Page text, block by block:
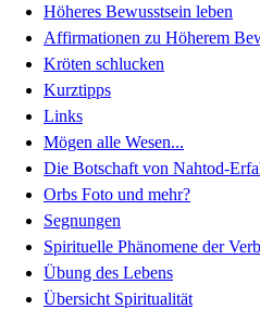
Höheres Bewusstsein leben
Affirmationen zu Höherem
Kröten schlucken
Kurztipps
Links
Mögen alle Wesen...
Die Botschaft von Nahtod-
Orbs Foto und mehr?
Segnungen
Spirituelle Phänomene der
Übung des Lebens
Übersicht Spiritualität